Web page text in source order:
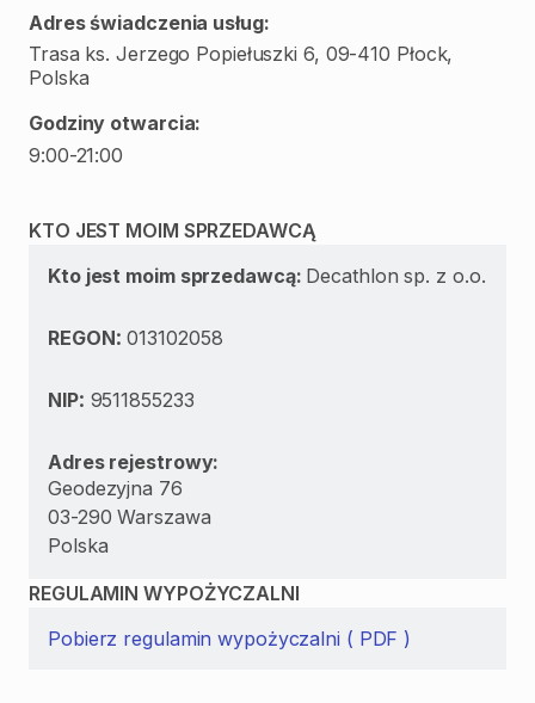
Adres świadczenia usług:
Trasa ks. Jerzego Popiełuszki 6, 09-410 Płock,
Polska
Godziny otwarcia:
9:00-21:00
KTO JEST MOIM SPRZEDAWCĄ
Kto jest moim sprzedawcą: Decathlon sp. z o.o.
REGON:013102058
NIP: 9511855233
Adres rejestrowy:
Geodezyjna 76
03-290 Warszawa
Polska
REGULAMIN WYPOŻYCZALNI
Pobierz regulamin wypożyczalni ( PDF )